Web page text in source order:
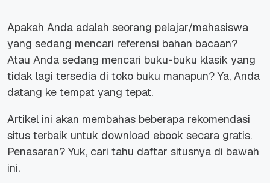
Apakah Anda adalah seorang pelajar/mahasiswa
yang sedang mencari referensi bahan bacaan?
Atau Anda sedang mencari buku-buku klasik yang
tidak lagi tersedia di toko buku manapun? Ya, Anda
datang ke tempat yang tepat.
Artikel ini akan membahas beberapa rekomendasi
situs terbaik untuk download ebook secara gratis.
Penasaran? Yuk, cari tahu daftar situsnya di bawah
ini.